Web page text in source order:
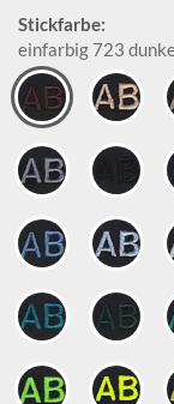
Stickfarbe:
einfarbig 723